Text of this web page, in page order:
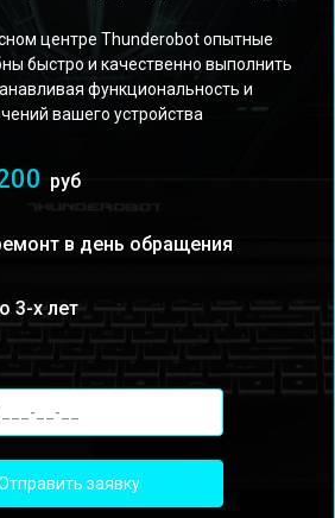
центре Thunderobot опытные
быстро и качественно выполнить
функциональность и
вашего устройства
руб
в день обращения
3-х лет
заявку